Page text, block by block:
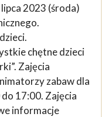
2023 (środa)
chętne dzieci
Zajęcia
zabaw dla
17:00. Zajęcia
informacje